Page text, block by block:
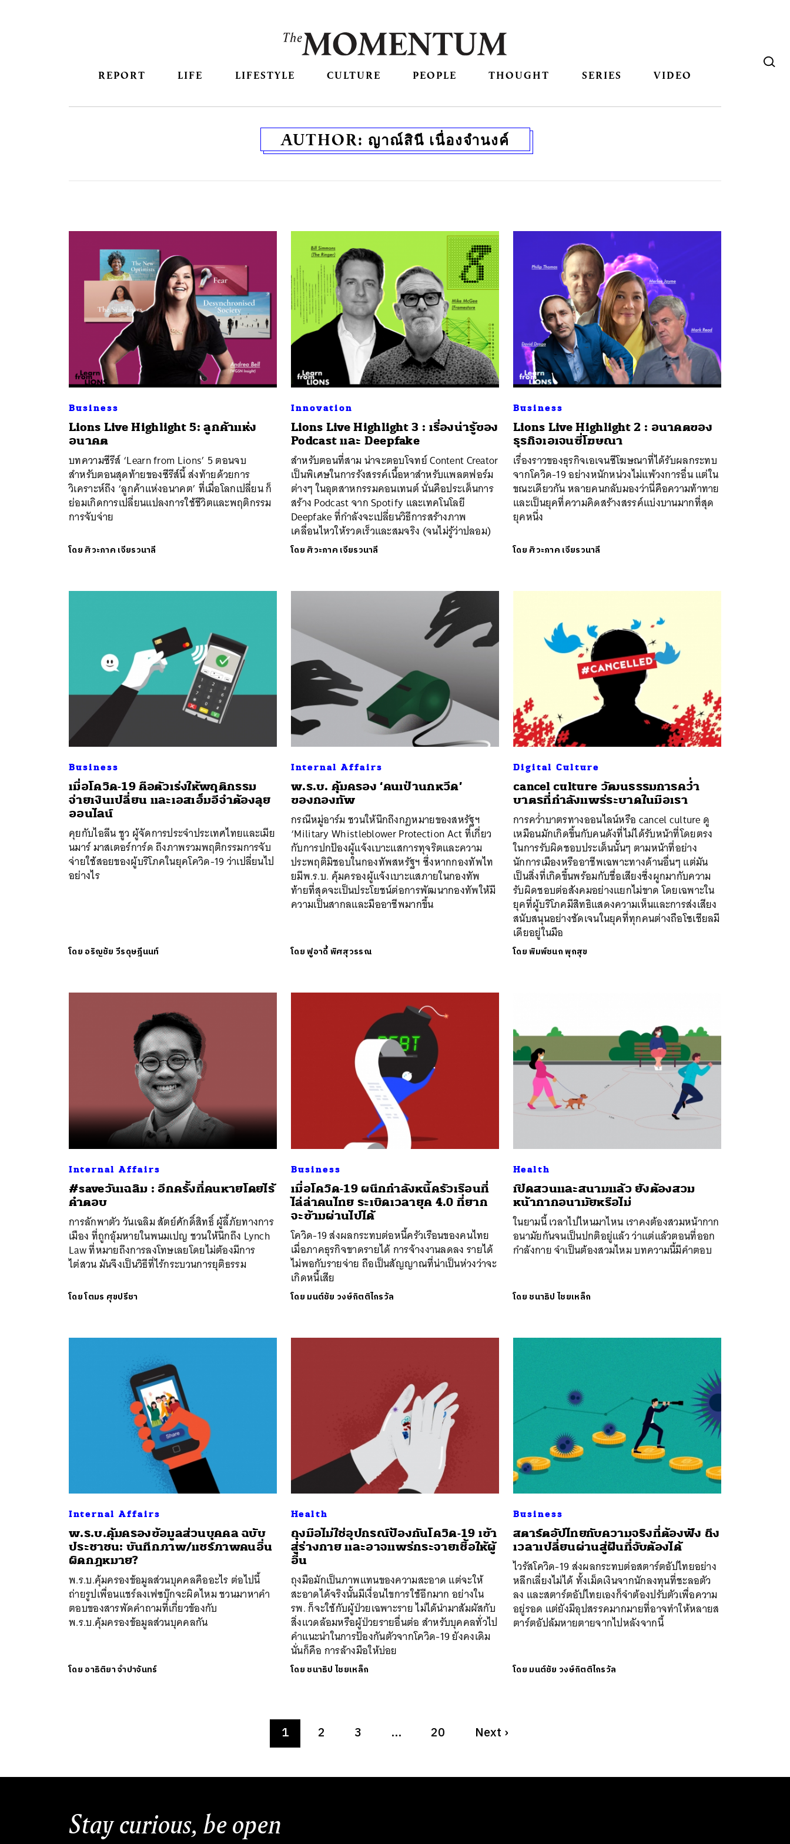
REPORT LIFE LIFESTYLE CULTURE PEOPLE THOUGHT SERIES VIDEO
AUTHOR: ญาณ์สินี เนื่องจำนงค์
Business
Lions Live Highlight 5: ลูกค้าแห่ง
อนาคต
บทความซีรีส์ ‘Learn from Lions’ 5 ตอนจบ
สำหรับตอนสุดท้ายของซีรีส์นี้ ส่งท้ายด้วยการ
วิเคราะห์ถึง ‘ลูกค้าแห่งอนาคต’ ที่เมื่อโลกเปลี่ยน ก็
ย่อมเกิดการเปลี่ยนแปลงการใช้ชีวิตและพฤติกรรม
การจับจ่าย
โดย ศิวะภาค เจียรวนาลี
Innovation
Lions Live Highlight 3 : เรื่องน่ารู้ของ
Podcast และ Deepfake
สำหรับตอนที่สาม น่าจะตอบโจทย์ Content Creator
เป็นพิเศษในการรังสรรค์เนื้อหาสำหรับแพลตฟอร์ม
ต่างๆ ในอุตสาหกรรมคอนเทนต์ นั่นคือประเด็นการ
สร้าง Podcast จาก Spotify และเทคโนโลยี
Deepfake ที่กำลังจะเปลี่ยนวิธีการสร้างภาพ
เคลื่อนไหวให้รวดเร็วและสมจริง (จนไม่รู้ว่าปลอม)
โดย ศิวะภาค เจียรวนาลี
Business
Lions Live Highlight 2 : อนาคตของ
ธุรกิจเอเจนซี่โฆษณา
เรื่องราวของธุรกิจเอเจนซีโฆษณาที่ได้รับผลกระทบ
จากโควิด-19 อย่างหนักหน่วงไม่แพ้วงการอื่น แต่ใน
ขณะเดียวกัน หลายคนกลับมองว่านี่คือความท้าทาย
และเป็นยุคที่ความคิดสร้างสรรค์แบ่งบานมากที่สุด
ยุคหนึ่ง
โดย ศิวะภาค เจียรวนาลี
Business
เมื่อโควิด-19 คือตัวเร่งให้พฤติกรรม
จ่ายเงินเปลี่ยน และเอสเอ็มอีจำต้องลุย
ออนไลน์
คุยกับไอลีน ชูว ผู้จัดการประจำประเทศไทยและเมีย
นมาร์ มาสเตอร์การ์ด ถึงภาพรวมพฤติกรรมการจับ
จ่ายใช้สอยของผู้บริโภคในยุคโควิด-19 ว่าเปลี่ยนไป
อย่างไร
โดย อริญชัย วีรดุษฎีนนท์
Internal Affairs
พ.ร.บ. คุ้มครอง ‘คนเป่านกหวีด’
ของกองทัพ
กรณีหมู่อาร์ม ชวนให้นึกถึงกฎหมายของสหรัฐฯ
‘Military Whistleblower Protection Act ที่เกี่ยว
กับการปกป้องผู้แจ้งเบาะแสการทุจริตและความ
ประพฤติมิชอบในกองทัพสหรัฐฯ ซึ่งหากกองทัพไท
ยมีพ.ร.บ. คุ้มครองผู้แจ้งเบาะแสภายในกองทัพ
ท้ายที่สุดจะเป็นประโยชน์ต่อการพัฒนากองทัพให้มี
ความเป็นสากลและมืออาชีพมากขึ้น
โดยฟูอาดี้ พิศสุวรรณ
Digital Culture
cancel culture วัฒนธรรมการคว่ำ
บาตรที่กำลังแพร่ระบาดในมือเรา
การคว่ำบาตรทางออนไลน์หรือ cancel culture ดู
เหมือนมักเกิดขึ้นกับคนดังที่ไม่ได้รับหน้าที่โดยตรง
ในการรับผิดชอบประเด็นนั้นๆ ตามหน้าที่อย่าง
นักการเมืองหรืออาชีพเฉพาะทางด้านอื่นๆ แต่มัน
เป็นสิ่งที่เกิดขึ้นพร้อมกับชื่อเสียงซึ่งผูกมากับความ
รับผิดชอบต่อสังคมอย่างแยกไม่ขาด โดยเฉพาะใน
ยุคที่ผู้บริโภคมีสิทธิแสดงความเห็นและการส่งเสียง
สนับสนุนอย่างชัดเจนในยุคที่ทุกคนต่างถือโซเชียลมี
เดียอยู่ในมือ
โดยพิมพ์ชนก พุกสุข
Internal Affairs
#saveวันเฉลิม : อีกครั้งที่คนหายโดยไร้
คำตอบ
การลักพาตัว วันเฉลิม สัตย์ศักดิ์สิทธิ์ ผู้ลี้ภัยทางการ
เมือง ที่ถูกอุ้มหายในพนมเปญ ชวนให้นึกถึง Lynch
Law ที่หมายถึงการลงโทษเลยโดยไม่ต้องมีการ
ไต่สวน มันจึงเป็นวิธีที่ไร้กระบวนการยุติธรรม
โดยโตมร ศุขปรีชา
Business
เมื่อโควิด-19 ผนึกกำลังหนี้ครัวเรือนที่
ไล่ล่าคนไทย ระเบิดเวลายุค 4.0 ที่ยาก
จะข้ามผ่านไปได้
โควิด-19 ส่งผลกระทบต่อหนี้ครัวเรือนของคนไทย
เมื่อภาคธุรกิจขาดรายได้ การจ้างงานลดลง รายได้
ไม่พอกับรายจ่าย ถือเป็นสัญญาณที่น่าเป็นห่วงว่าจะ
เกิดหนี้เสีย
โดย มนต์ชัย วงษ์กิตติไกรวัล
Health
เปิดสวนและสนามแล้ว ยังต้องสวม
หน้ากากอนามัยหรือไม่
ในยามนี้ เวลาไปไหนมาไหน เราคงต้องสวมหน้ากาก
อนามัยกันจนเป็นปกติอยู่แล้ว ว่าแต่แล้วตอนที่ออก
กำลังกาย จำเป็นต้องสวมไหม บทความนี้มีคำตอบ
โดย ชนาธิป ไชยเหล็ก
Internal Affairs
พ.ร.บ.คุ้มครองข้อมูลส่วนบุคคล ฉบับ
ประชาชน: บันทึกภาพ/แชร์ภาพคนอื่น
ผิดกฎหมาย?
พ.ร.บ.คุ้มครองข้อมูลส่วนบุคคลคืออะไร ต่อไปนี้
ถ่ายรูปเพื่อนแชร์ลงเฟซบุ๊กจะผิดไหม ชวนมาหาคำ
ตอบของสารพัดคำถามที่เกี่ยวข้องกับ
พ.ร.บ.คุ้มครองข้อมูลส่วนบุคคลกัน
โดย อาธิติยา จำปาจันทร์
Health
ถุงมือไม่ใช่อุปกรณ์ป้องกันโควิด-19 เข้า
สู่ร่างกาย และอาจแพร่กระจายเชื้อให้ผู้
อื่น
ถุงมือมักเป็นภาพแทนของความสะอาด แต่จะให้
สะอาดได้จริงนั้นมีเงื่อนไขการใช้อีกมาก อย่างใน
รพ. ก็จะใช้กับผู้ป่วยเฉพาะราย ไม่ได้นำมาสัมผัสกับ
สิ่งแวดล้อมหรือผู้ป่วยรายอื่นต่อ สำหรับบุคคลทั่วไป
คำแนะนำในการป้องกันตัวจากโควิด-19 ยังคงเดิม
นั่นก็คือ การล้างมือให้บ่อย
โดย ชนาธิป ไชยเหล็ก
Business
สตาร์ตอัปไทยกับความจริงที่ต้องฟัง ถึง
เวลาเปลี่ยนผ่านสู่ฝันที่จับต้องได้
ไวรัสโควิด-19 ส่งผลกระทบต่อสตาร์ตอัปไทยอย่าง
หลีกเลี่ยงไม่ได้ ทั้งเม็ดเงินจากนักลงทุนที่ชะลอตัว
ลง และสตาร์ตอัปไทยเองก็จำต้องปรับตัวเพื่อความ
อยู่รอด แต่ยังมีอุปสรรคมากมายที่อาจทำให้หลายส
ตาร์ตอัปล้มหายตายจากไปหลังจากนี้
โดย มนต์ชัย วงษ์กิตติไกรวัล
1 2 3 … 20 Next›
Stay curious, be open
TWEET LINE